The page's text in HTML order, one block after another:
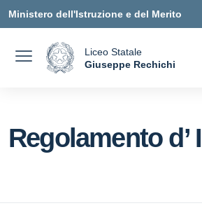
Ministero dell'Istruzione e del Merito
Liceo Statale
Giuseppe Rechichi
Regolamento d’